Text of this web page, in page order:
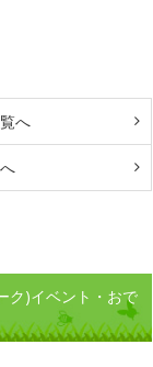
へ
ク)イベント・おで